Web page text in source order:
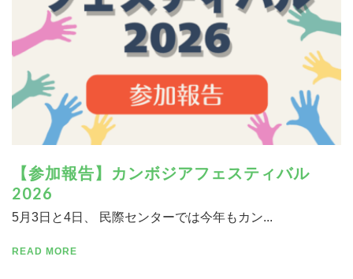
【参加報告】カンボジアフェスティバル
2026
5月3日と4日、 民際センターでは今年もカン...
READ MORE